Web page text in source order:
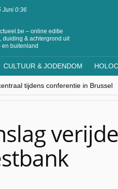
Juni 0:36
– online editie
duiding & achtergrond uit
en buitenland
CULTUUR & JODENDOM
tijdens conferentie in Brussel
begrijpt”, Jinnih Beels
Oost-Europa